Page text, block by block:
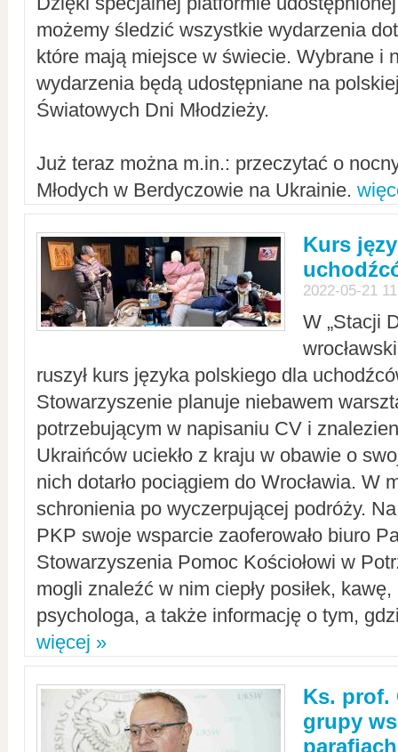
możemy śledzić wszystkie wydarzenia
które mają miejsce w świecie. Wybrane i
wydarzenia będą udostępniane na
Światowych Dni Młodzieży.
Już teraz można m.in.: przeczytać o
Młodych w Berdyczowie na Ukrainie.
Kurs
2022-05-21
W „Stacji
ruszył kurs języka polskiego dla
Stowarzyszenie planuje niebawem
potrzebującym w napisaniu CV i
Ukraińców uciekło z kraju w obawie o
nich dotarło pociągiem do Wrocławia. W
schronienia po wyczerpującej podróży.
PKP swoje wsparcie zaoferowało biuro
Stowarzyszenia Pomoc Kościołowi w
mogli znaleźć w nim ciepły posiłek,
psychologa, a także informację o tym,
więcej »
Ks. prof.
grupy
parafiach